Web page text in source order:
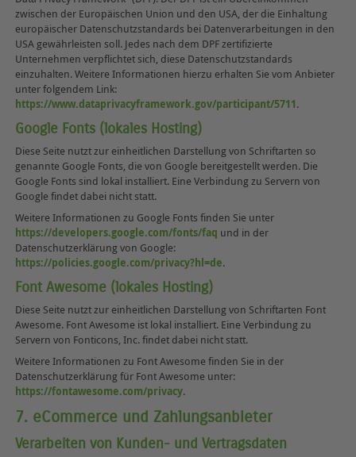
zwischen der Europäischen Union und den USA, der die Einhaltung
europäischer Datenschutzstandards bei Datenverarbeitungen in den
USA gewährleisten soll. Jedes nach dem DPF zertifizierte
Unternehmen verpflichtet sich, diese Datenschutzstandards
einzuhalten. Weitere Informationen hierzu erhalten Sie vom Anbieter
unter folgendem Link:
https://www.dataprivacyframework.gov/participant/5711.
Google Fonts (lokales Hosting)
Diese Seite nutzt zur einheitlichen Darstellung von Schriftarten so
genannte Google Fonts, die von Google bereitgestellt werden. Die
Google Fonts sind lokal installiert. Eine Verbindung zu Servern von
Google findet dabei nicht statt.
Weitere Informationen zu Google Fonts finden Sie unter
https://developers.google.com/fonts/faq und in der
Datenschutzerklärung von Google:
https://policies.google.com/privacy?hl=de.
Font Awesome (lokales Hosting)
Diese Seite nutzt zur einheitlichen Darstellung von Schriftarten Font
Awesome. Font Awesome ist lokal installiert. Eine Verbindung zu
Servern von Fonticons, Inc. findet dabei nicht statt.
Weitere Informationen zu Font Awesome finden Sie in der
Datenschutzerklärung für Font Awesome unter:
https://fontawesome.com/privacy.
7. eCommerce und Zahlungs­anbieter
Verarbeiten von Kunden- und Vertragsdaten